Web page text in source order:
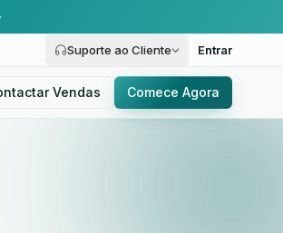
Suporte ao Cliente Entrar
Vendas Comece Agora